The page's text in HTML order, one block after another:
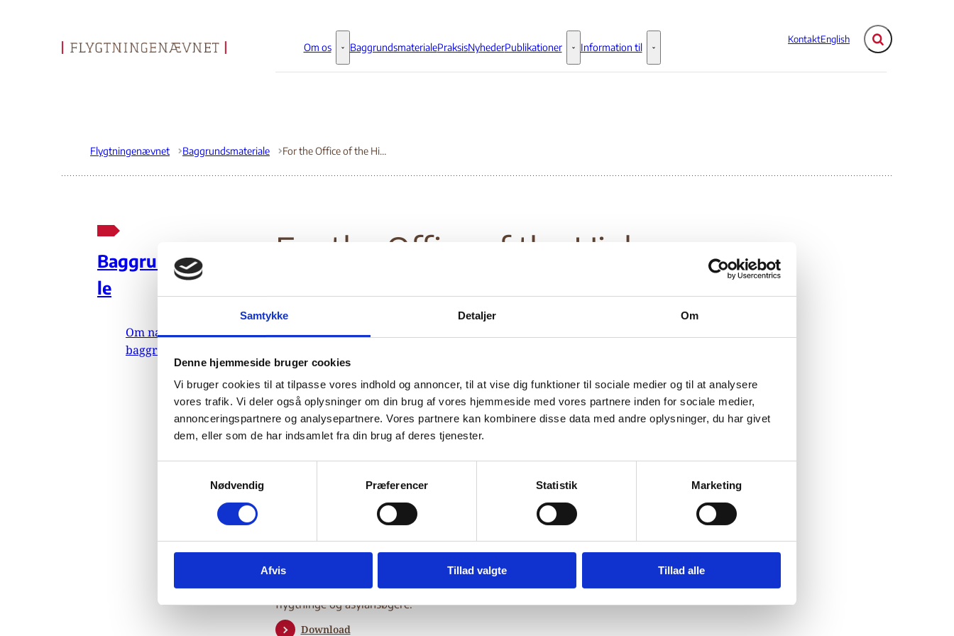
Samtykke Detaljer Om
Denne hjemmeside bruger cookies
Vi bruger cookies til at tilpasse vores indhold og annoncer, til at vise dig funktioner til sociale medier og til at analysere
vores trafik. Vi deler også oplysninger om din brug af vores hjemmeside med vores partnere inden for sociale medier,
annonceringspartnere og analysepartnere. Vores partnere kan kombinere disse data med andre oplysninger, du har givet
dem, eller som de har indsamlet fra din brug af deres tjenester.
v
Nødvendig Præferencer Statistik Marketing
Afvis Tillad valgte Tillad alle
Gå til forsiden
KontaktEnglish Fold søgefelt ud
Om os Om os - Flere links
BaggrundsmaterialePraksisNyhederPublikationer Publikationer - Flere links
Information til Information til - Flere links
Flygtningenævnet Baggrundsmateriale For the Office of the High Commissioner for Human Rights’ Compilation Report. Universal Periodic Review: 2nd Cycle, 23rd Session Lebanon
Baggrundsmateria
le
Om nævnets
baggrundsmateriale
For the Office of the High
Commissioner for Human
Rights’ Compilation Report.
Universal Periodic Review:
2nd Cycle, 23rd Session
Lebanon
Bilag 483
Libanon (I)
United Nations High Commissioner for Refugees (UNHCR)
Indeholder oplysninger om retsstillingen for flygtninge og asylansøgere. Videre
oplysninger om forholdene for
kvinderogbørn
kønsrelateret vold, beskyttelse af børn, fødselsregistrering og tilbageholdelse af
flygtninge og asylansøgere.
Download